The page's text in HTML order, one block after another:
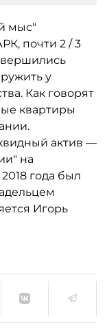
мыс"
почти 2 / 3
у
Как говорят
квартиры
актив —
на
года был
Игорь